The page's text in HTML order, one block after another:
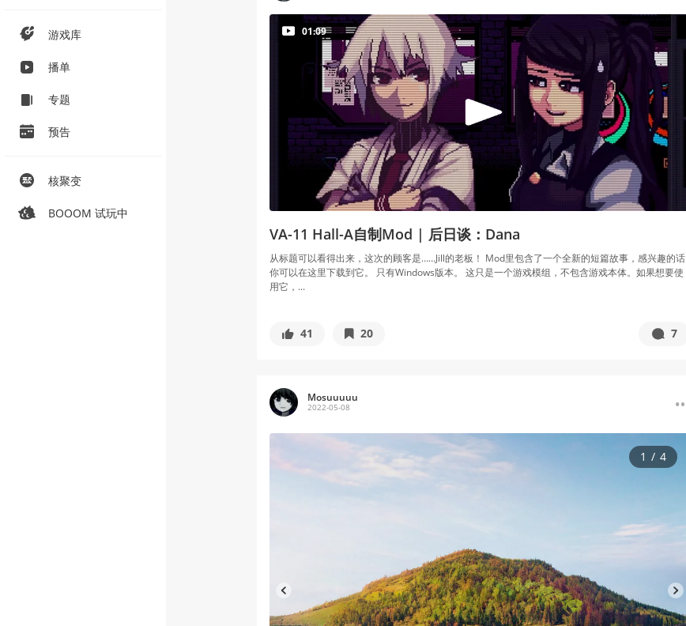
游戏库
播单
专题
预告
核聚变
BOOOM 试玩中
01:09
VA-11 Hall-A自制Mod | 后日谈：Dana
从标题可以看得出来，这次的顾客是……Jill的老板！ Mod里包含了一个全新的短篇故事，感兴趣的话
你可以在这里下载到它。 只有Windows版本。 这只是一个游戏模组，不包含游戏本体。如果想要使
用它，...
41 20 7
Mosuuuuu
2022-05-08
1 / 4